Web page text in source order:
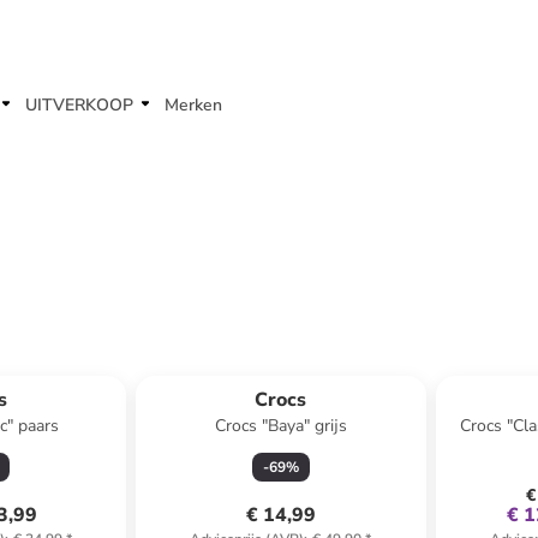
UITVERKOOP Merken
paars
Crocs
Crocs "Baya" grijs
-69%
€ 14,99
Crocs
€